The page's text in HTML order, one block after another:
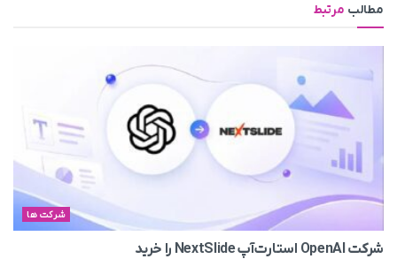
مطالب مرتبط
شرکت ها
شرکت OpenAI استارت‌آپ NextSlide را خرید